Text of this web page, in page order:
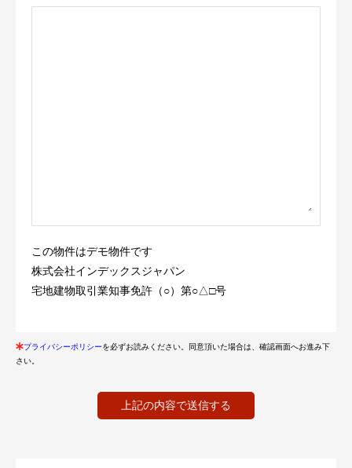
この物件はデモ物件です
株式会社インデックスジャパン
宅地建物取引業知事免許（○）第○△□号
プライバシーポリシーを必ずお読みください。同意頂いた場合は、確認画面へお進み下
さい。